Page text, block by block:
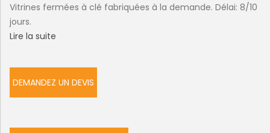
Vitrines fermées à clé fabriquées à la demande. Délai: 8/10
jours.
Lire la suite
DEMANDEZ UN DEVIS